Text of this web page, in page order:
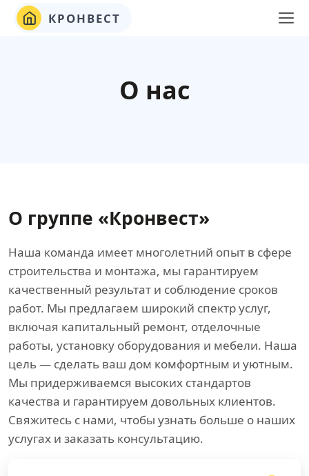
КРОНВЕСТ
О нас
О группе «Кронвест»
Наша команда имеет многолетний опыт в сфере
строительства и монтажа, мы гарантируем
качественный результат и соблюдение сроков
работ. Мы предлагаем широкий спектр услуг,
включая капитальный ремонт, отделочные
работы, установку оборудования и мебели. Наша
цель — сделать ваш дом комфортным и уютным.
Мы придерживаемся высоких стандартов
качества и гарантируем довольных клиентов.
Свяжитесь с нами, чтобы узнать больше о наших
услугах и заказать консультацию.